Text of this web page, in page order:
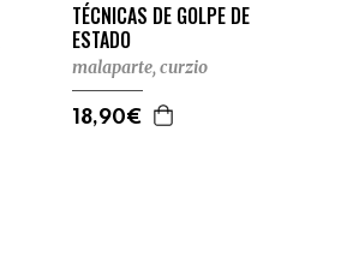
TÉCNICAS DE GOLPE DE
ESTADO
malaparte, curzio
18,90€